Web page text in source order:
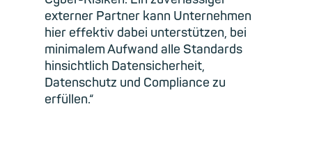
externer Partner kann Unternehmen
hier effektiv dabei unterstützen, bei
minimalem Aufwand alle Standards
hinsichtlich Datensicherheit,
Datenschutz und Compliance zu
erfüllen.“